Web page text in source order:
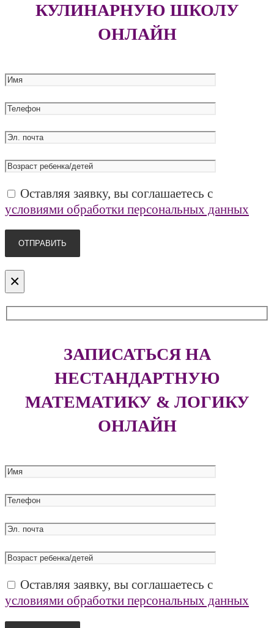
КУЛИНАРНУЮ ШКОЛУ
ОНЛАЙН
Оставляя заявку, вы соглашаетесь с
условиями обработки персональных данных
×
ЗАПИСАТЬСЯ НА
НЕСТАНДАРТНУЮ
МАТЕМАТИКУ & ЛОГИКУ
ОНЛАЙН
Оставляя заявку, вы соглашаетесь с
условиями обработки персональных данных